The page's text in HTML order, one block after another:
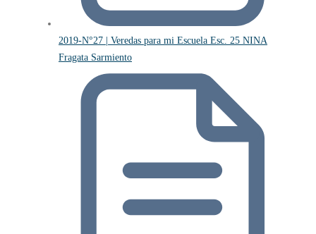
2019-N°27 | Veredas para mi Escuela Esc. 25 NINA
Fragata Sarmiento